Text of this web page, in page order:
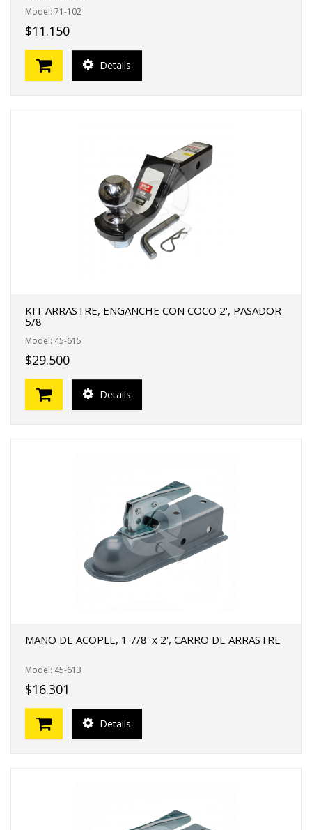
Model: 71-102
$11.150
Details
KIT ARRASTRE, ENGANCHE CON COCO 2', PASADOR
5/8
Model: 45-615
$29.500
Details
MANO DE ACOPLE, 1 7/8' x 2', CARRO DE ARRASTRE
Model: 45-613
$16.301
Details